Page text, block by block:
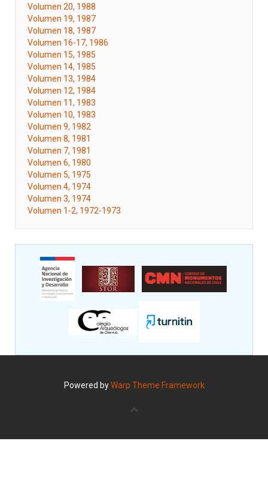
Volumen 20, 1988
Volumen 19, 1987
Volumen 18, 1987
Volumen 16-17, 1986
Volumen 15, 1985
Volumen 14, 1985
Volumen 13, 1984
Volumen 12, 1984
Volumen 11, 1983
Volumen 10, 1983
Volumen 9, 1982
Volumen 8, 1981
Volumen 7, 1981
Volumen 6, 1980
Volumen 5, 1975
Volumen 4, 1974
Volumen 3, 1974
Volumen 1-2, 1972-1973
Powered byWarp Theme Framework